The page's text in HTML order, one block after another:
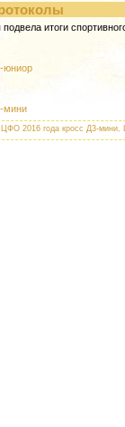
итоги
юниор
мини
ЦФО 2016 года кросс Д3-мини